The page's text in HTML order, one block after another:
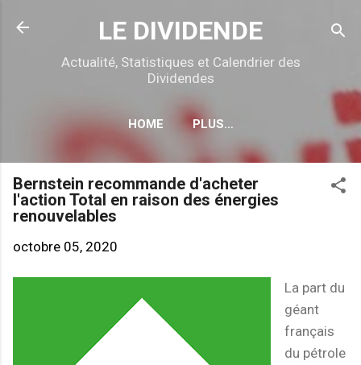
Accéder au contenu principal
LE DIVIDENDE
Actualité, Statistiques et Calendrier des
Dividendes
HOME PLUS…
CALENDRIER DÉTACHEMENTS
Bernstein recommande d'acheter
l'action Total en raison des énergies
renouvelables
octobre 05, 2020
La part du
géant
français
du pétrole